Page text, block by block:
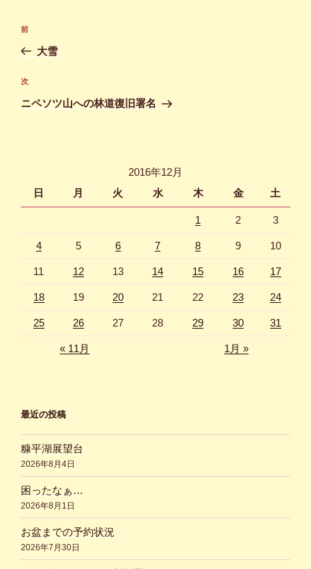
投
ナ
ビ
ゲ
前
の
稿
前
大雪
次
の
次
ニペソツ山への林道復旧署名
2016年12月
日
月 火 水 木 金 土
1 2 3
4 5 6 7 8 9 10
11 12 13 14 15 16 17
18 19 20 21 22 23 24
25 26 27 28 29 30 31
« 11月 1月 »
最近の投稿
糠平湖展望台
2026年8月4日
困ったなぁ…
2026年8月1日
お盆までの予約状況
2026年7月30日